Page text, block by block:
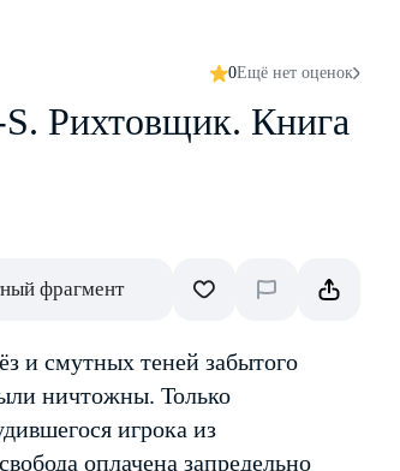
0Ещё нет оценок
Рихтовщик. Книга
фрагмент
и смутных теней забытого
ничтожны. Только
игрока из
оплачена запредельно